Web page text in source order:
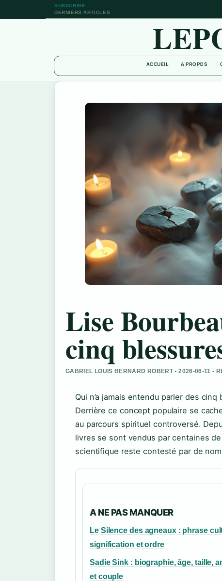
SUBSCRIBE
DERNIERS ARTICLES
ACCUEIL A PROPOS
Lise
cinq
GABRIEL LOUIS BERNARD ROBERT • 2026-06-11 •
Qui n’a jamais entendu parler des
Derrière ce concept populaire se
au parcours spirituel controversé.
livres se sont vendus par centaines
scientifique reste contesté par de
A NE PAS MANQUER
Le Silence des agneaux : phrase
signification et ordre
Sadie Sink : biographie, âge, taille,
et couple